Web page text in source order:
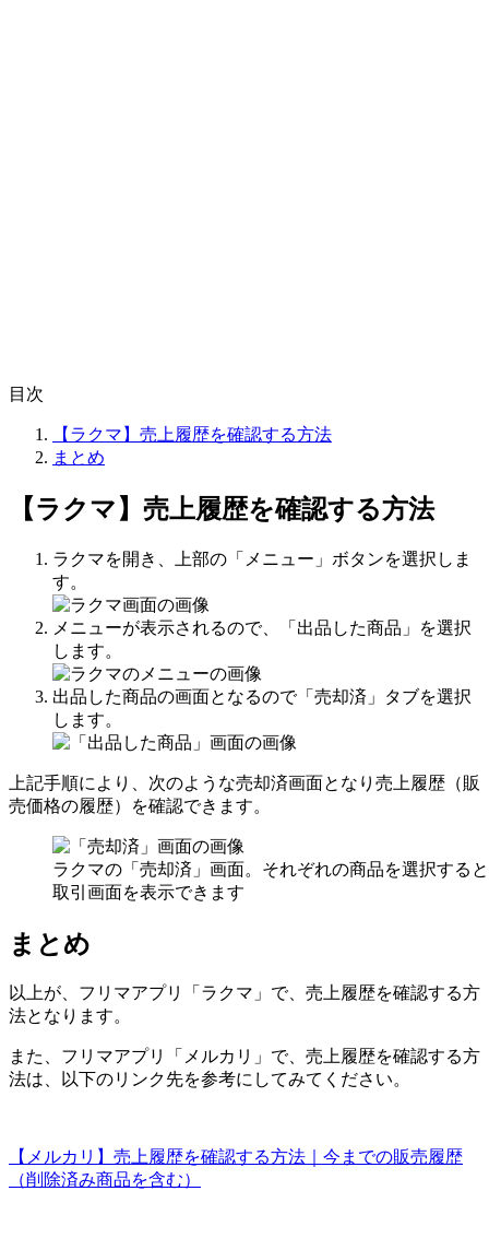
目次
【ラクマ】売上履歴を確認する方法
まとめ
【ラクマ】売上履歴を確認する方法
ラクマを開き、上部の「メニュー」ボタンを選択しま
す。
メニューが表示されるので、「出品した商品」を選択
します。
出品した商品の画面となるので「売却済」タブを選択
します。
上記手順により、次のような売却済画面となり売上履歴（販
売価格の履歴）を確認できます。
ラクマの「売却済」画面。それぞれの商品を選択すると
取引画面を表示できます
まとめ
以上が、フリマアプリ「ラクマ」で、売上履歴を確認する方
法となります。
また、フリマアプリ「メルカリ」で、売上履歴を確認する方
法は、以下のリンク先を参考にしてみてください。
【メルカリ】売上履歴を確認する方法｜今までの販売履歴
（削除済み商品を含む）